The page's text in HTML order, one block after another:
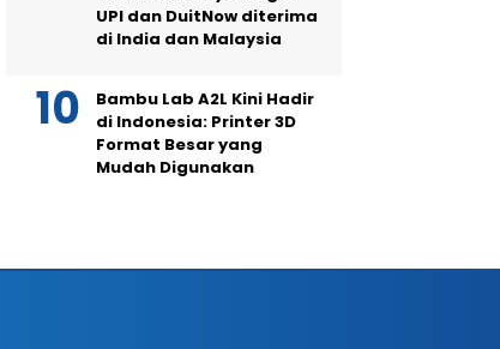
UPI dan DuitNow diterima
di India dan Malaysia
Bambu Lab A2L Kini Hadir
di Indonesia: Printer 3D
Format Besar yang
Mudah Digunakan